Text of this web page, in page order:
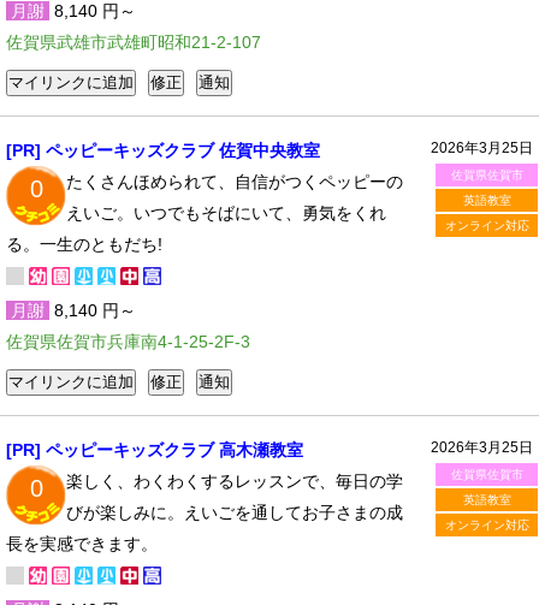
月謝 8,140 円～
佐賀県武雄市武雄町昭和21-2-107
2026年3月25日
佐賀県佐賀市
英語教室
オンライン対応
[PR] ペッピーキッズクラブ 佐賀中央教室
0
たくさんほめられて、自信がつくペッピーの
えいご。いつでもそばにいて、勇気をくれ
る。一生のともだち!
月謝 8,140 円～
佐賀県佐賀市兵庫南4-1-25-2F-3
2026年3月25日
佐賀県佐賀市
英語教室
オンライン対応
[PR] ペッピーキッズクラブ 高木瀬教室
0
楽しく、わくわくするレッスンで、毎日の学
びが楽しみに。えいごを通してお子さまの成
長を実感できます。